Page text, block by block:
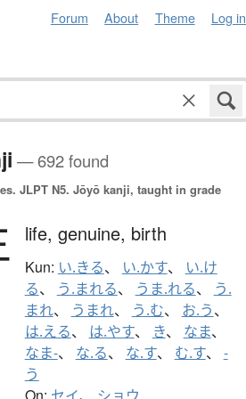
Forum About Theme Log in
— 692 found
JLPT N5. Jōyō kanji, taught in grade
life, genuine, birth
Kun: い.きる、 い.かす、
い.け
る、 う.まれる、 うま.れる、
う.
まれ、 うまれ、 う.む、 お.う、
は.える、 は.やす、 き、 なま、
なま-、 な.る、 な.す、 む.す、 -
う